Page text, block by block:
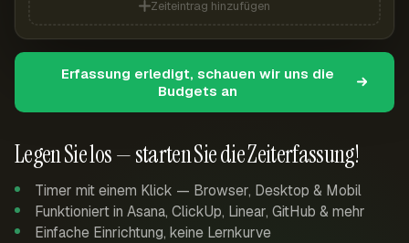
Legen Sie los — starten Sie die Zeiterfassung!
Timer mit einem Klick — Browser, Desktop & Mobil
Funktioniert in Asana, ClickUp, Linear, GitHub & mehr
Einfache Einrichtung, keine Lernkurve
Zeiteintrag hinzufügen
Erfassung erledigt, schauen wir uns die
Budgets an